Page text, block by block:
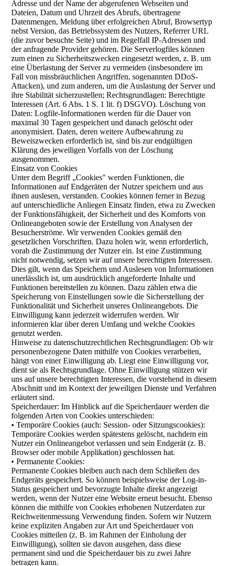
Adresse und der Name der abgerufenen Webseiten und
Dateien, Datum und Uhrzeit des Abrufs, übertragene
Datenmengen, Meldung über erfolgreichen Abruf, Browsertyp
nebst Version, das Betriebssystem des Nutzers, Referrer URL
(die zuvor besuchte Seite) und im Regelfall IP-Adressen und
der anfragende Provider gehören. Die Serverlogfiles können
zum einen zu Sicherheitszwecken eingesetzt werden, z. B. um
eine Überlastung der Server zu vermeiden (insbesondere im
Fall von missbräuchlichen Angriffen, sogenannten DDoS-
Attacken), und zum anderen, um die Auslastung der Server und
ihre Stabilität sicherzustellen; Rechtsgrundlagen: Berechtigte
Interessen (Art. 6 Abs. 1 S. 1 lit. f) DSGVO). Löschung von
Daten: Logfile-Informationen werden für die Dauer von
maximal 30 Tagen gespeichert und danach gelöscht oder
anonymisiert. Daten, deren weitere Aufbewahrung zu
Beweiszwecken erforderlich ist, sind bis zur endgültigen
Klärung des jeweiligen Vorfalls von der Löschung
ausgenommen.
Einsatz von Cookies
Unter dem Begriff „Cookies" werden Funktionen, die
Informationen auf Endgeräten der Nutzer speichern und aus
ihnen auslesen, verstanden. Cookies können ferner in Bezug
auf unterschiedliche Anliegen Einsatz finden, etwa zu Zwecken
der Funktionsfähigkeit, der Sicherheit und des Komforts von
Onlineangeboten sowie der Erstellung von Analysen der
Besucherströme. Wir verwenden Cookies gemäß den
gesetzlichen Vorschriften. Dazu holen wir, wenn erforderlich,
vorab die Zustimmung der Nutzer ein. Ist eine Zustimmung
nicht notwendig, setzen wir auf unsere berechtigten Interessen.
Dies gilt, wenn das Speichern und Auslesen von Informationen
unerlässlich ist, um ausdrücklich angeforderte Inhalte und
Funktionen bereitstellen zu können. Dazu zählen etwa die
Speicherung von Einstellungen sowie die Sicherstellung der
Funktionalität und Sicherheit unseres Onlineangebots. Die
Einwilligung kann jederzeit widerrufen werden. Wir
informieren klar über deren Umfang und welche Cookies
genutzt werden.
Hinweise zu datenschutzrechtlichen Rechtsgrundlagen: Ob wir
personenbezogene Daten mithilfe von Cookies verarbeiten,
hängt von einer Einwilligung ab. Liegt eine Einwilligung vor,
dient sie als Rechtsgrundlage. Ohne Einwilligung stützen wir
uns auf unsere berechtigten Interessen, die vorstehend in diesem
Abschnitt und im Kontext der jeweiligen Dienste und Verfahren
erläutert sind.
Speicherdauer: Im Hinblick auf die Speicherdauer werden die
folgenden Arten von Cookies unterschieden:
• Temporäre Cookies (auch: Session- oder Sitzungscookies):
Temporäre Cookies werden spätestens gelöscht, nachdem ein
Nutzer ein Onlineangebot verlassen und sein Endgerät (z. B.
Browser oder mobile Applikation) geschlossen hat.
• Permanente Cookies:
Permanente Cookies bleiben auch nach dem Schließen des
Endgeräts gespeichert. So können beispielsweise der Log-in-
Status gespeichert und bevorzugte Inhalte direkt angezeigt
werden, wenn der Nutzer eine Website erneut besucht. Ebenso
können die mithilfe von Cookies erhobenen Nutzerdaten zur
Reichweitenmessung Verwendung finden. Sofern wir Nutzern
keine expliziten Angaben zur Art und Speicherdauer von
Cookies mitteilen (z. B. im Rahmen der Einholung der
Einwilligung), sollten sie davon ausgehen, dass diese
permanent sind und die Speicherdauer bis zu zwei Jahre
betragen kann.